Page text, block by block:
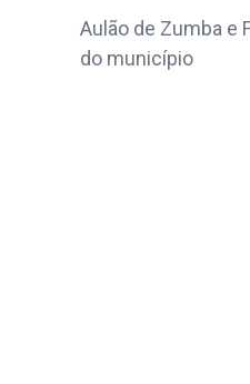
Aulão de Zumba e
do município